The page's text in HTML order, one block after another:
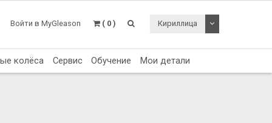
Войти в MyGleason ( 0 ) Кириллица Toggle
колёса Сервис Обучение Мои детали